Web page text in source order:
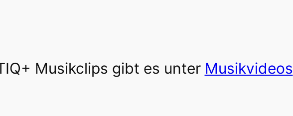
Musikclips gibt es unter Musikvideos